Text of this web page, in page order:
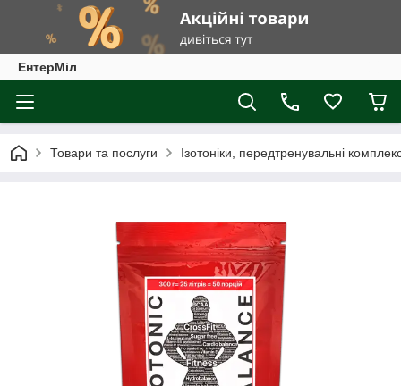
ЕнтерМіл
Товари та послуги Ізотоніки, передтренувальні